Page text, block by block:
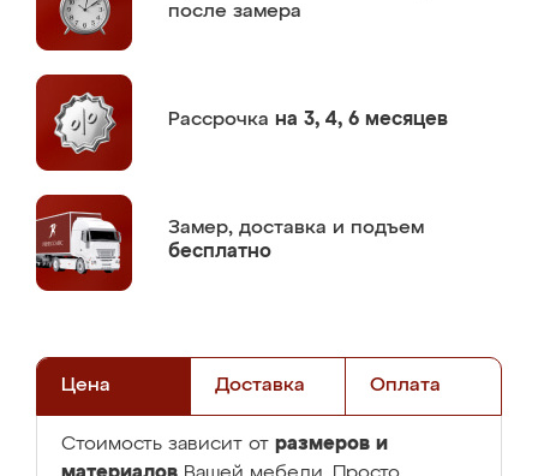
после замера
Рассрочка на 3, 4, 6 месяцев
Замер, доставка и подъем
бесплатно
Цена Доставка Оплата
Стоимость зависит от размеров и